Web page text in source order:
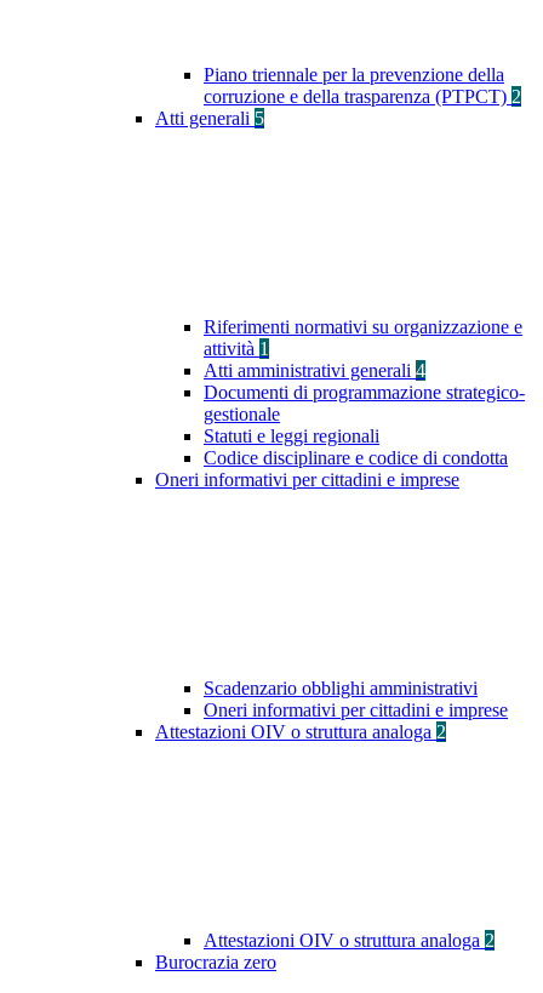
Piano triennale per la prevenzione della
corruzione e della trasparenza (PTPCT) 2
Atti generali 5
Riferimenti normativi su organizzazione e
attività 1
Atti amministrativi generali 4
Documenti di programmazione strategico-
gestionale
Statuti e leggi regionali
Codice disciplinare e codice di condotta
Oneri informativi per cittadini e imprese
Scadenzario obblighi amministrativi
Oneri informativi per cittadini e imprese
Attestazioni OIV o struttura analoga 2
Attestazioni OIV o struttura analoga 2
Burocrazia zero